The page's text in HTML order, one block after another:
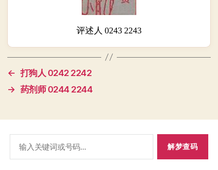
评述人 0243 2243
← 打狗人 0242 2242
→ 药剂师 0244 2244
索：